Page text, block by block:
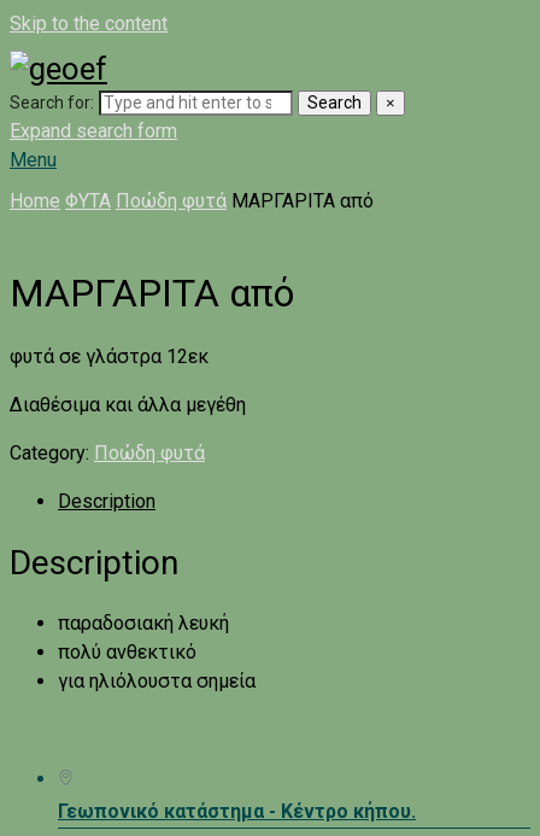
Skip to the content
Search for: Search ×
Expand search form
Menu
Home ΦΥΤΑ Ποώδη φυτά ΜΑΡΓΑΡΙΤΑ από
ΜΑΡΓΑΡΙΤΑ από
φυτά σε γλάστρα 12εκ
Διαθέσιμα και άλλα μεγέθη
Category: Ποώδη φυτά
Description
Description
παραδοσιακή λευκή
πολύ ανθεκτικό
για ηλιόλουστα σημεία
Γεωπονικό κατάστημα - Κέντρο κήπου.